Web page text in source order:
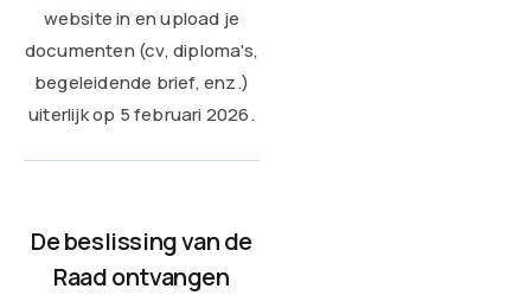
website in en upload je
documenten (cv, diploma's,
begeleidende brief, enz.)
uiterlijk op 5 februari 2026.
De beslissing van de
Raad ontvangen